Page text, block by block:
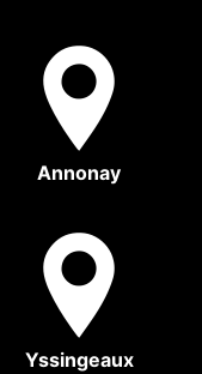
Annonay
Yssingeaux